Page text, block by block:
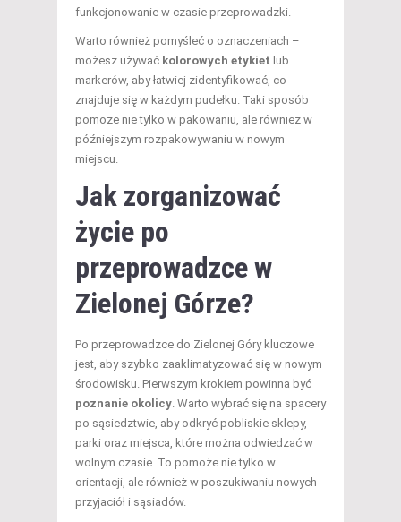
funkcjonowanie w czasie przeprowadzki.
Warto również pomyśleć o oznaczeniach –
możesz używać kolorowych etykiet lub
markerów, aby łatwiej zidentyfikować, co
znajduje się w każdym pudełku. Taki sposób
pomoże nie tylko w pakowaniu, ale również w
późniejszym rozpakowywaniu w nowym
miejscu.
Jak zorganizować
życie po
przeprowadzcew
Zielonej Górze?
Po przeprowadzce do Zielonej Góry kluczowe
jest, aby szybko zaaklimatyzować się w nowym
środowisku. Pierwszym krokiem powinna być
poznanie okolicy . Warto wybrać się na spacery
po sąsiedztwie, aby odkryć pobliskie sklepy,
parki oraz miejsca, które można odwiedzać w
wolnym czasie. To pomoże nie tylko w
orientacji, ale również w poszukiwaniu nowych
przyjaciół i sąsiadów.